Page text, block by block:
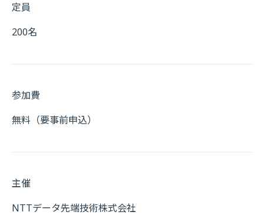
定員
200名
参加費
無料（要事前申込）
主催
NTTデータ先端技術株式会社